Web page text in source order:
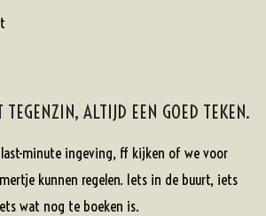
TEGENZIN, ALTIJD EEN GOED TEKEN.
last-minute ingeving, ff kijken of we voor
kunnen regelen. Iets in de buurt, iets
wat nog te boeken is.